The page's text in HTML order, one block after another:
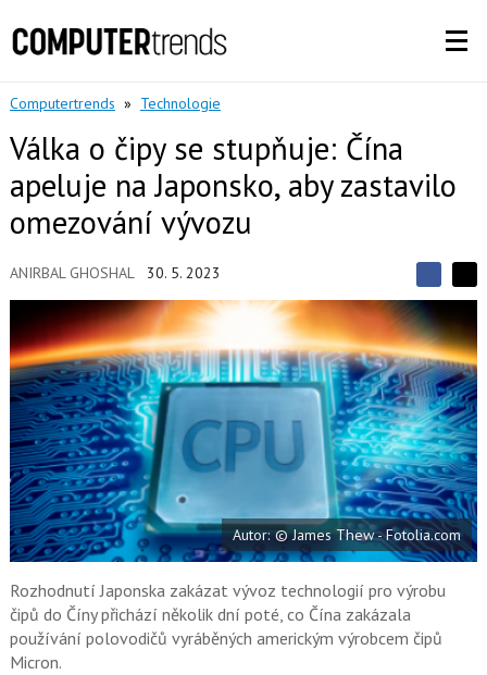
Computertrends » Technologie
Válka o čipy se stupňuje: Čína
apeluje na Japonsko, aby zastavilo
omezování vývozu
ANIRBAL GHOSHAL 30. 5. 2023
S
d
í
l
e
t
S
í
l
e
j
t
e
n
a
F
a
c
e
b
o
o
k
u
í
l
e
j
t
e
n
a
s
í
t
i
X
Autor: © James Thew - Fotolia.com
Rozhodnutí Japonska zakázat vývoz technologií pro výrobu
čipů do Číny přichází několik dní poté, co Čína zakázala
používání polovodičů vyráběných americkým výrobcem čipů
Micron.